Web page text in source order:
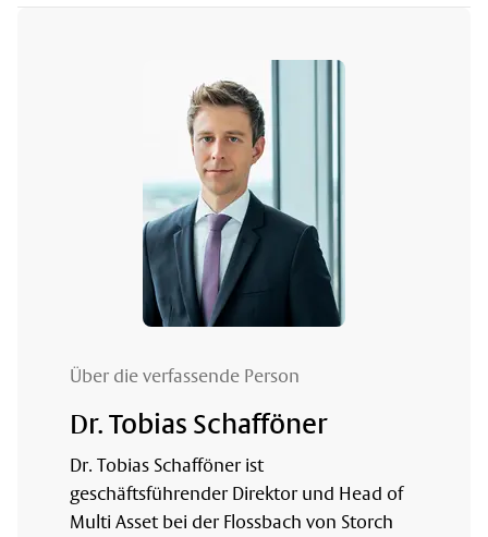
Über die verfassende Person
Dr. Tobias Schafföner
Dr. Tobias Schafföner ist
geschäftsführender Direktor und Head of
Multi Asset bei der Flossbach von Storch